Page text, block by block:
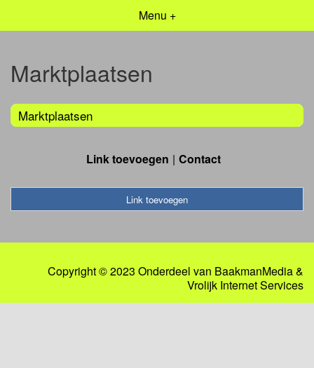
Menu +
Marktplaatsen
Marktplaatsen
Link toevoegen Contact
Link toevoegen
Copyright © 2023 Onderdeel van BaakmanMedia&
Vrolijk Internet Services